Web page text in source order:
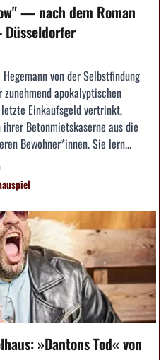
— nach dem Roman
Düsseldorfer
von der Selbstfindung
apokalyptischen
Einkaufsgeld vertrinkt,
Betonmietskaserne aus die
Bewohner*innen. Sie lern...
»Dantons Tod« von